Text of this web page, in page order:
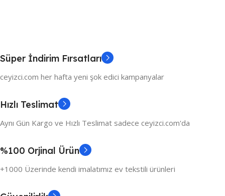
Süper İndirim Fırsatları
ceyizci.com her hafta yeni şok edici kampanyalar
Hızlı Teslimat
Aynı Gün Kargo ve Hızlı Teslimat sadece ceyizci.com'da
%100 Orjinal Ürün
+1000 Üzerinde kendi imalatımız ev tekstili ürünleri